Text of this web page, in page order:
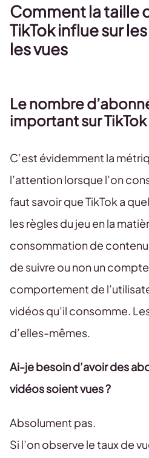
Comment la taille
TikTok influe sur
les vues
Le nombre
important sur TikTok
C’est évidemment la
l’attention lorsque l’on
faut savoir que TikTok a
les règles du jeu en la
consommation de contenu
de suivre ou non un
comportement de
vidéos qu’il consomme.
d’elles-mêmes.
Ai-je besoin d’avoir des
vidéos soient vues ?
Absolument pas.
Si l’on observe le taux de